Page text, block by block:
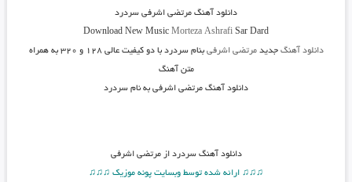
دانلود آهنگ مرتضی اشرفی سردرد
Download New MusicMorteza Ashrafi Sar Dard
دانلود آهنگ جدیدمرتضی اشرفی بنام سردرد
با دو کیفیت عالی ۱۲۸ و ۳۲۰ به همراه
متن آهنگ
دانلود آهنگ مرتضی اشرفی به نام سردرد
دانلود آهنگ سردرد از مرتضی اشرفی
♫♫♫ ارائه شده توسط وبسایت پونه موزیک ♫♫♫